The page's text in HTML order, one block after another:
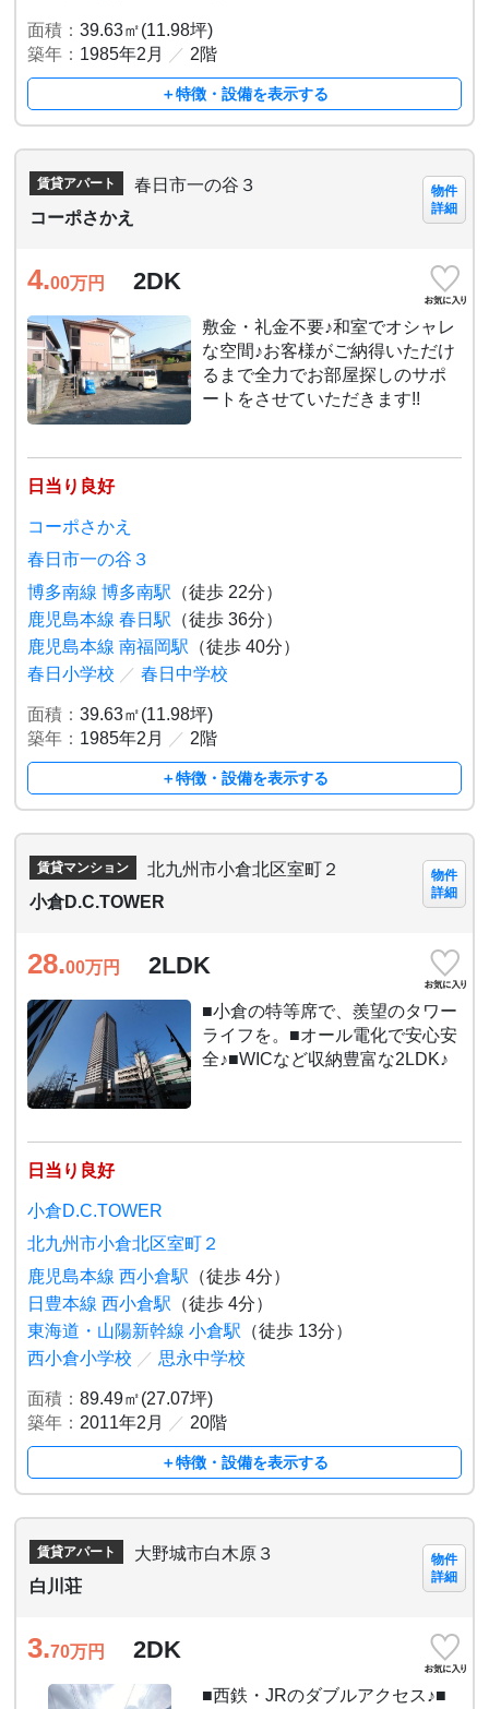
面積：39.63㎡(11.98坪)
築年： 1985年2月 ／ 2階
＋特徴・設備を表示する
賃貸アパート
春日市一の谷３
コーポさかえ
物件
詳細
4.00万円 2DK
敷金・礼金不要♪和室でオシャレ
な空間♪お客様がご納得いただけ
るまで全力でお部屋探しのサポ
ートをさせていただきます!!
日当り良好
コーポさかえ
春日市一の谷３
博多南線 博多南駅 （徒歩 22分）
鹿児島本線 春日駅 （徒歩 36分）
鹿児島本線 南福岡駅 （徒歩 40分）
春日小学校 ／ 春日中学校
面積：39.63㎡(11.98坪)
築年： 1985年2月 ／ 2階
＋特徴・設備を表示する
賃貸マンション
北九州市小倉北区室町２
小倉D.C.TOWER
物件
詳細
28.00万円 2LDK
■小倉の特等席で、羨望のタワー
ライフを。■オール電化で安心安
全♪■WICなど収納豊富な2LDK♪
日当り良好
小倉D.C.TOWER
北九州市小倉北区室町２
鹿児島本線 西小倉駅 （徒歩 4分）
日豊本線 西小倉駅 （徒歩 4分）
東海道・山陽新幹線 小倉駅 （徒歩 13分）
西小倉小学校 ／ 思永中学校
面積：89.49㎡(27.07坪)
築年： 2011年2月 ／ 20階
＋特徴・設備を表示する
賃貸アパート
大野城市白木原３
白川荘
物件
詳細
3.70万円 2DK
■西鉄・JRのダブルアクセス♪■